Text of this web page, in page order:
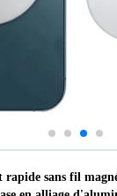
rapide sans fil